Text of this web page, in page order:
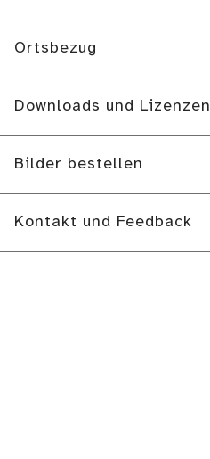
Ortsbezug
Downloads und Lizenzen
Bilder bestellen
Kontakt und Feedback